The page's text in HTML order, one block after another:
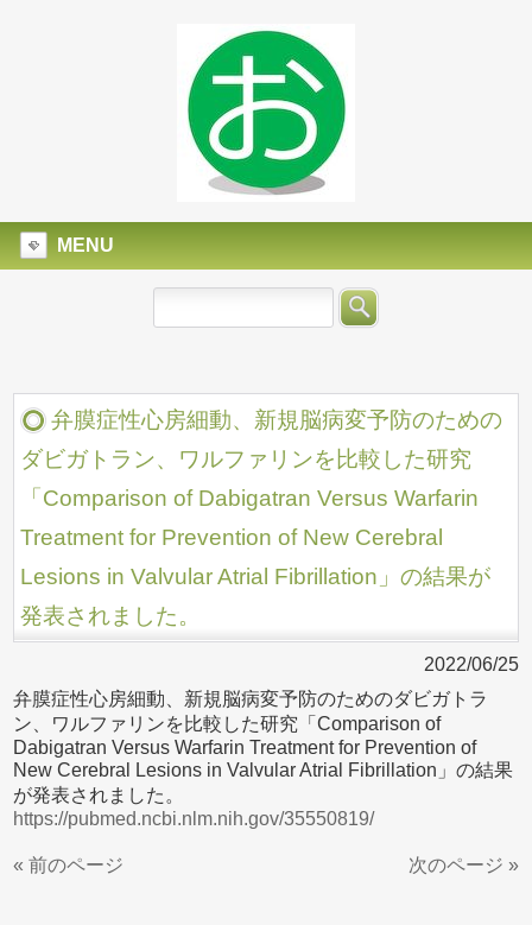
MENU
弁膜症性心房細動、新規脳病変予防のための
ダビガトラン、ワルファリンを比較した研究
「Comparison of Dabigatran Versus Warfarin
Treatment for Prevention of New Cerebral
Lesions in Valvular Atrial Fibrillation」の結果が
発表されました。
2022/06/25
弁膜症性心房細動、新規脳病変予防のためのダビガトラ
ン、ワルファリンを比較した研究「Comparison of
Dabigatran Versus Warfarin Treatment for Prevention of
New Cerebral Lesions in Valvular Atrial Fibrillation」の結果
が発表されました。
https://pubmed.ncbi.nlm.nih.gov/35550819/
« 前のページ 次のページ »